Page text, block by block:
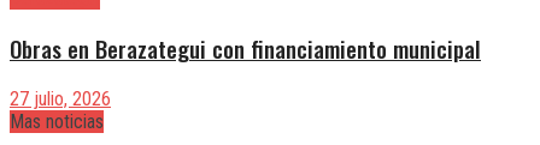
Obras en Berazategui con financiamiento municipal
27 julio, 2026
Mas noticias